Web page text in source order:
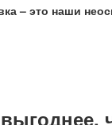
– это наши